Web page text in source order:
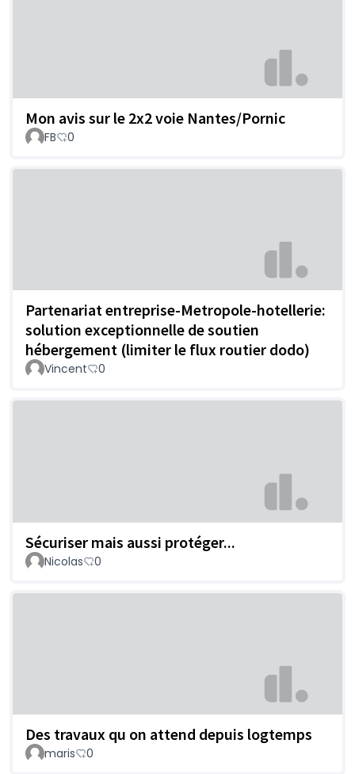
Mon avis sur le 2x2 voie Nantes/Pornic
FB 0
Partenariat entreprise-Metropole-hotellerie:
solution exceptionnelle de soutien
hébergement (limiter le flux routier dodo)
Vincent 0
Sécuriser mais aussi protéger...
Nicolas 0
Des travaux qu on attend depuis logtemps
maris 0